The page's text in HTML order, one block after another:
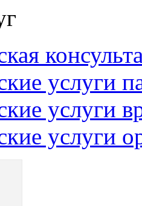
услуги
услуги
услуги